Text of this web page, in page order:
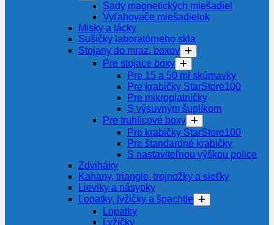
Sady magnetických miešadiel
Vyťahovače miešadielok
Misky a tácky
Sušičky laboratórneho skla
Stojany do mraz. boxov
Pre stojace boxy
Pre 15 a 50 ml skúmavky
Pre krabičky StarStore100
Pre mikroplatničky
S výsuvným šuplíkom
Pre truhlicové boxy
Pre krabičky StarStore100
Pre štandardné krabičky
S nastaviteľnou výškou police
Zdviháky
Kahany, triangle, trojnožky a sieťky
Lieviky a násypky
Lopatky, lyžičky a špachtle
Lopatky
Lyžičky